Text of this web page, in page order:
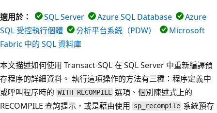
適用於： SQL Server Azure SQL Database
Azure
SQL 受控執行個體
分析平台系統（PDW）
Microsoft
Fabric 中的 SQL 資料庫
本文描述如何使用 Transact-SQL 在 SQL Server 中重新編譯預
存程序的詳細資料。 執行這項操作的方法有三種：程序定義中
或呼叫程序時的 WITH RECOMPILE 選項、個別陳述式上的
RECOMPILE 查詢提示，或是藉由使用 sp_recompile 系統預存